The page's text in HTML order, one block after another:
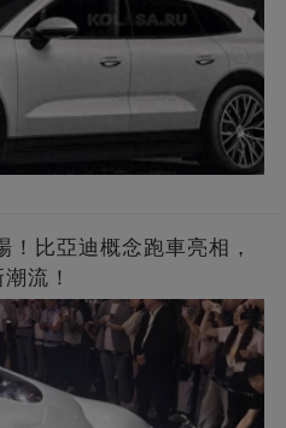
比亞迪概念跑車亮相，
流！